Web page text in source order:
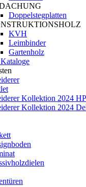
Doppelstegplatten
KVH
Leimbinder
Gartenholz
Kollektion 2024
Kollektion 2024